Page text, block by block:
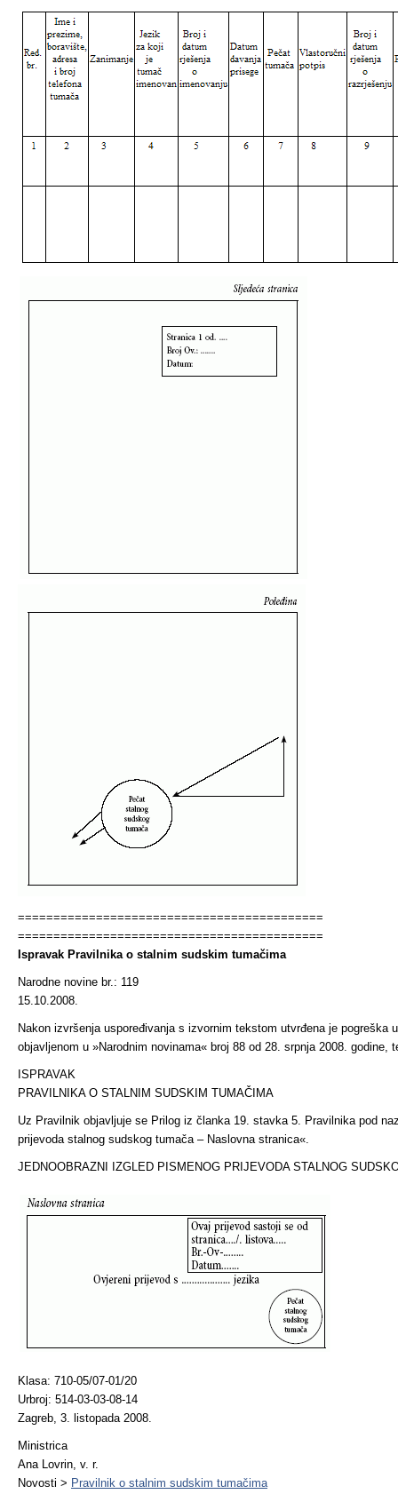
===========================================
===========================================
Ispravak Pravilnika o stalnim sudskim tumačima
Narodne novine br.: 119
15.10.2008.
Nakon izvršenja uspoređivanja s izvornim tekstom utvrđena je pogreška
objavljenom u »Narodnim novinama« broj 88 od 28. srpnja 2008. godine,
ISPRAVAK
PRAVILNIKA O STALNIM SUDSKIM TUMAČIMA
Uz Pravilnik objavljuje se Prilog iz članka 19. stavka 5. Pravilnika pod
prijevoda stalnog sudskog tumača – Naslovna stranica«.
JEDNOOBRAZNI IZGLED PISMENOG PRIJEVODA STALNOG
Klasa: 710-05/07-01/20
Urbroj: 514-03-03-08-14
Zagreb, 3. listopada 2008.
Ministrica
Ana Lovrin, v. r.
Novosti > Pravilnik o stalnim sudskim tumačima